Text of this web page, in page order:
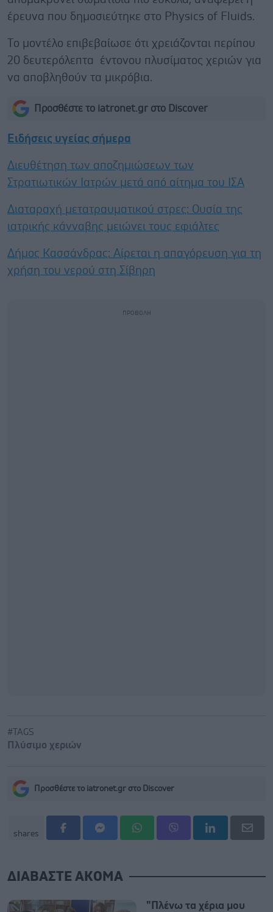
έρευνα που δημοσιεύτηκε στο Physics of Fluids.
Tο μοντέλο επιβεβαίωσε ότι χρειάζονται περίπου
20 δευτερόλεπτα έντονου πλυσίματος χεριών για
να αποβληθούν τα μικρόβια.
Προσθέστε το iatronet.gr στο Discover
Ειδήσεις υγείας σήμερα
Διευθέτηση των αποζημιώσεων των
Στρατιωτικών Ιατρών μετά από αίτημα του ΙΣΑ
Διαταραχή μετατραυματικού στρες: Ουσία της
ιατρικής κάνναβης μειώνει τους εφιάλτες
Δήμος Κασσάνδρας: Αίρεται η απαγόρευση για τη
χρήση του νερού στη Σίβηρη
#TAGS
Πλύσιμο χεριών
Προσθέστε το iatronet.gr στο Discover
shares
ΔΙΑΒΑΣΤΕ ΑΚΟΜΑ
"Πλένω τα χέρια μου